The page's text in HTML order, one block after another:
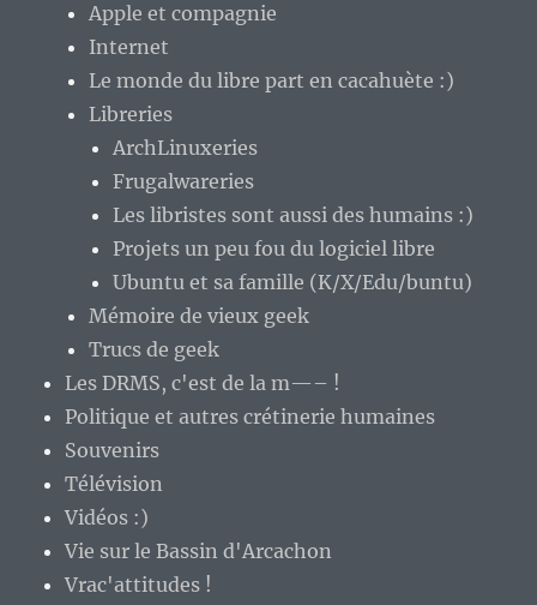
Apple et compagnie
Internet
Le monde du libre part en cacahuète :)
Libreries
ArchLinuxeries
Frugalwareries
Les libristes sont aussi des humains :)
Projets un peu fou du logiciel libre
Ubuntu et sa famille (K/X/Edu/buntu)
Mémoire de vieux geek
Trucs de geek
Les DRMS, c'est de la m—– !
Politique et autres crétinerie humaines
Souvenirs
Télévision
Vidéos :)
Vie sur le Bassin d'Arcachon
Vrac'attitudes !